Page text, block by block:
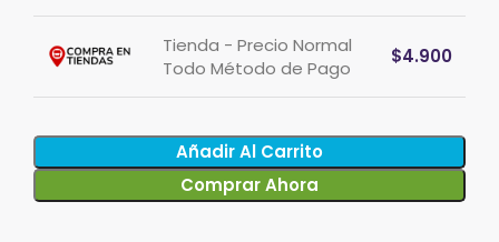
Tienda - Precio Normal
Todo Método de Pago
$4.900
Añadir Al Carrito
Comprar Ahora